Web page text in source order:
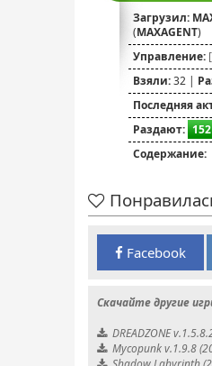
Загрузил:
(MAXAGENT)
Управление:
Взяли:32 |
Последняя
Раздают: 152
Содержание:
Facebook
Скачайте другие
DREADZONE
Mycopunk v.1.9.8